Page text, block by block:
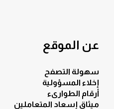
عن الموقع
سهولة التصفح
إخلاء المسؤولية
أرقام الطوارىء
ميثاق إسعاد المتعاملين